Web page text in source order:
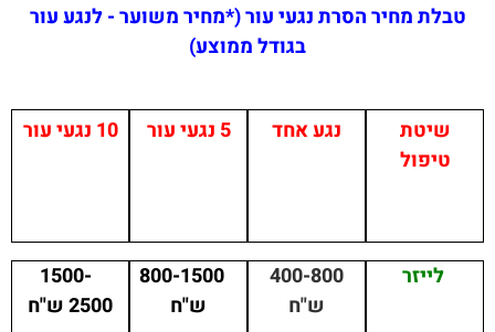
טבלת מחיר הסרת נגעי עור (*מחיר משוער - לנגע עור
בגודל ממוצע)
שיטת
טיפול
נגע אחד 5 נגעי עור 10 נגעי עור
לייזר
400-800
ש"ח
ש"ח
1500-
2500 ש"ח